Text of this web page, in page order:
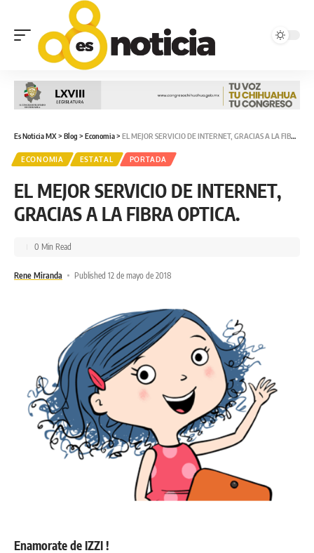
Es Noticia MX> Blog > Economia> EL MEJOR SERVICIO DE INTERNET, GRACIAS A LA FIBRA OPTICA.
ECONOMIA ESTATAL PORTADA
EL MEJOR SERVICIO DE INTERNET,
GRACIAS A LA FIBRA OPTICA.
Rene Miranda Published 12 de mayo de 2018
0 Min Read
Enamorate de IZZI !